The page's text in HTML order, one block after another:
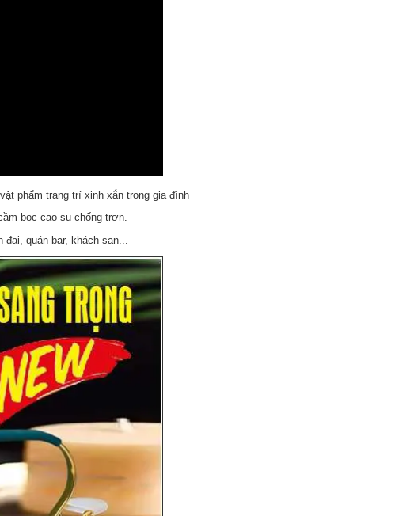
phẩm trang trí xinh xắn trong gia đình
bọc cao su chống trơn.
quán bar, khách sạn...